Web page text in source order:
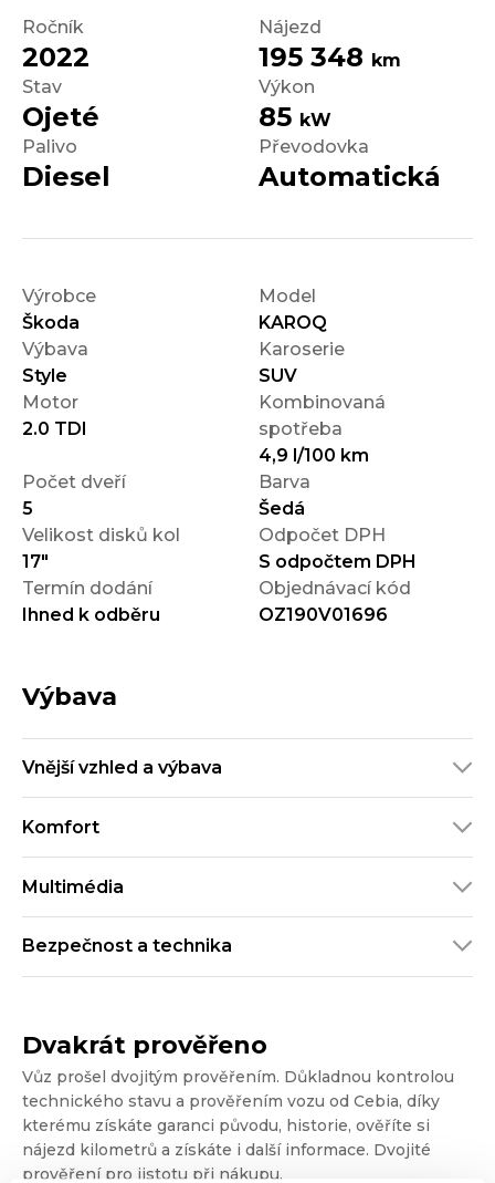
Ročník
2022
Nájezd
195 348 km
Stav
Ojeté
Výkon
85 kW
Palivo
Diesel
Převodovka
Automatická
Výrobce
Škoda
Model
KAROQ
Výbava
Style
Karoserie
SUV
Motor
2.0 TDI
Kombinovaná
spotřeba
4,9 l/100 km
Počet dveří
5
Barva
Šedá
Velikost disků kol
17"
Odpočet DPH
S odpočtem DPH
Termín dodání
Ihned k odběru
Objednávací kód
OZ190V01696
Výbava
Vnější vzhled a výbava
Komfort
Multimédia
Bezpečnost a technika
Dvakrát prověřeno
Vůz prošel dvojitým prověřením. Důkladnou kontrolou
technického stavu a prověřením vozu od Cebia, díky
kterému získáte garanci původu, historie, ověříte si
nájezd kilometrů a získáte i další informace. Dvojité
prověření pro jistotu při nákupu.